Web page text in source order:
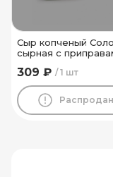
Сыр копченый
сырная с
Дары
1 шт
309 ₽